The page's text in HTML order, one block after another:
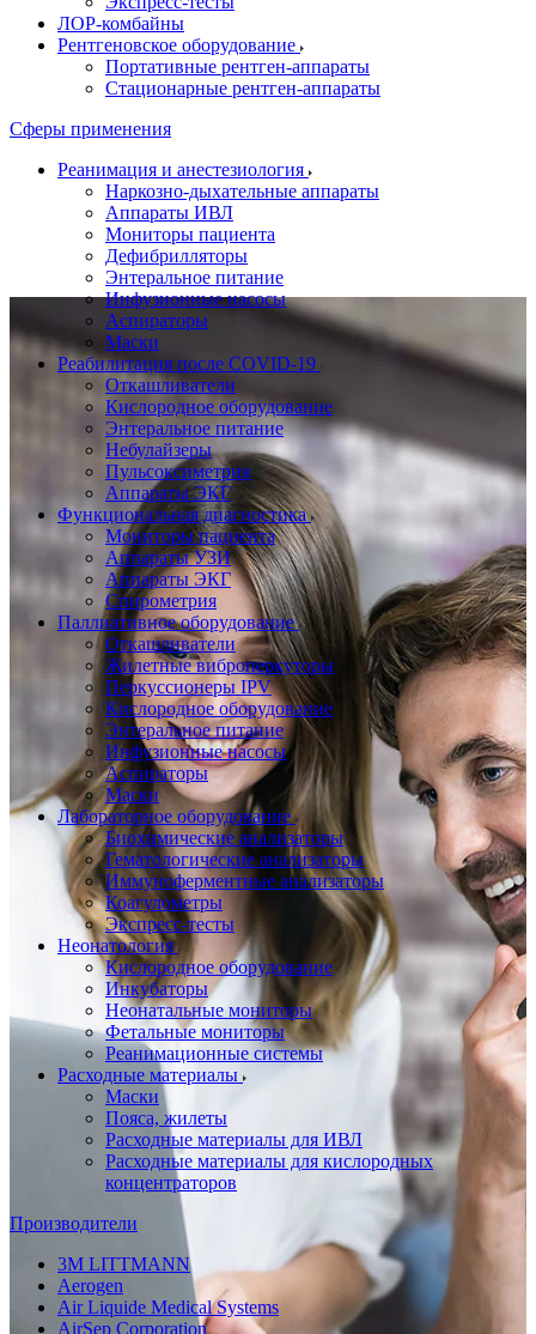
ЛОР-комбайны
Рентгеновское оборудование
Портативные рентген-аппараты
Стационарные рентген-аппараты
Сферы применения
Реанимация и анестезиология
Наркозно-дыхательные аппараты
Аппараты ИВЛ
Мониторы пациента
Дефибрилляторы
Энтеральное питание
Инфузионные насосы
Аспираторы
Маски
Реабилитация после COVID-19
Откашливатели
Кислородное оборудование
Энтеральное питание
Небулайзеры
Пульсоксиметрия
Аппараты ЭКГ
Функциональная диагностика
Мониторы пациента
Аппараты УЗИ
Аппараты ЭКГ
Спирометрия
Паллиативное оборудование
Откашливатели
Жилетные виброперкуторы
Перкуссионеры IPV
Кислородное оборудование
Энтеральное питание
Инфузионные насосы
Аспираторы
Маски
Лабораторное оборудование
Биохимические анализаторы
Гематологические анализаторы
Иммуноферментные анализаторы
Коагулометры
Экспресс-тесты
Неонатология
Кислородное оборудование
Инкубаторы
Неонатальные мониторы
Фетальные мониторы
Реанимационные системы
Расходные материалы
Маски
Пояса, жилеты
Расходные материалы для ИВЛ
Расходные материалы для кислородных
концентраторов
Производители
3M LITTMANN
Aerogen
Air Liquide Medical Systems
AirSep Corporation